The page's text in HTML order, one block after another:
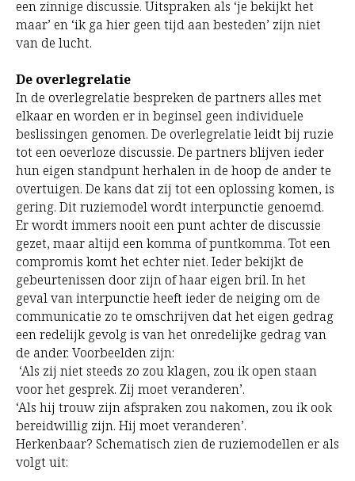
een zinnige discussie. Uitspraken als ‘je bekijkt het
maar’ en ‘ik ga hier geen tijd aan besteden’ zijn niet
van de lucht.
De overlegrelatie
In de overlegrelatie bespreken de partners alles met
elkaar en worden er in beginsel geen individuele
beslissingen genomen. De overlegrelatie leidt bij ruzie
tot een oeverloze discussie. De partners blijven ieder
hun eigen standpunt herhalen in de hoop de ander te
overtuigen. De kans dat zij tot een oplossing komen, is
gering. Dit ruziemodel wordt interpunctie genoemd.
Er wordt immers nooit een punt achter de discussie
gezet, maar altijd een komma of puntkomma. Tot een
compromis komt het echter niet. Ieder bekijkt de
gebeurtenissen door zijn of haar eigen bril. In het
geval van interpunctie heeft ieder de neiging om de
communicatie zo te omschrijven dat het eigen gedrag
een redelijk gevolg is van het onredelijke gedrag van
de ander. Voorbeelden zijn:
‘Als zij niet steeds zo zou klagen, zou ik open staan
voor het gesprek. Zij moet veranderen’.
‘Als hij trouw zijn afspraken zou nakomen, zou ik ook
bereidwillig zijn. Hij moet veranderen’.
Herkenbaar? Schematisch zien de ruziemodellen er als
volgt uit: